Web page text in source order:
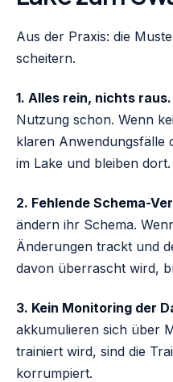
Aus der Praxis: die
scheitern.
1. Alles rein, nichts raus.
Nutzung schon. Wenn
klaren Anwendungsfälle
im Lake und bleiben dort.
2. Fehlende Schema-
ändern ihr Schema.
Änderungen trackt und
davon überrascht wird,
3. Kein Monitoring der
akkumulieren sich über
trainiert wird, sind die
korrumpiert.